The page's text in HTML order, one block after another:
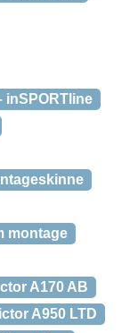
inSPORTline
montage
A170 AB
A950 LTD